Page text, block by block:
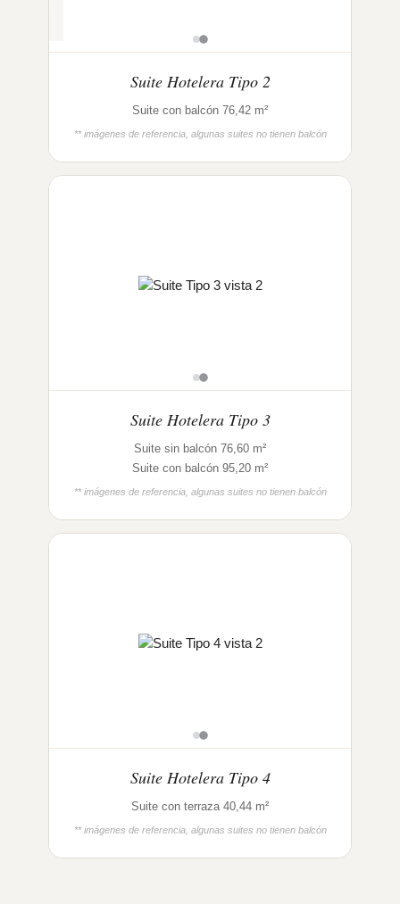
Suite Hotelera Tipo 2
Suite con balcón 76,42 m²
** imágenes de referencia, algunas suites no tienen balcón
Suite Hotelera Tipo 3
Suite sin balcón 76,60 m²
Suite con balcón 95,20 m²
** imágenes de referencia, algunas suites no tienen balcón
Suite Hotelera Tipo 4
Suite con terraza 40,44 m²
** imágenes de referencia, algunas suites no tienen balcón